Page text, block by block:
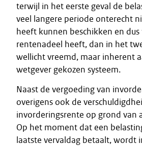
terwijl in het eerste geval de
veel langere periode onterecht
heeft kunnen beschikken en
rentenadeel heeft, dan in het
wellicht vreemd, maar inherent
wetgever gekozen systeem.
Naast de vergoeding van
overigens ook de
invorderingsrente op grond van
Op het moment dat een
laatste vervaldag betaalt, wordt